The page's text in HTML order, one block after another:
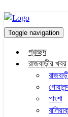
Toggle navigation
প্রচ্ছদ
রাজবাড়ীর খবর
পাংশা